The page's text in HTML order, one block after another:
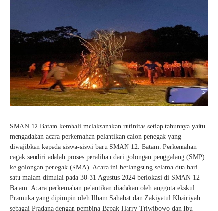
SMAN 12 Batam kembali melaksanakan rutinitas setiap tahunnya yaitu
mengadakan acara perkemahan pelantikan calon penegak yang
diwajibkan kepada siswa-siswi baru SMAN 12. Batam. Perkemahan
cagak sendiri adalah proses peralihan dari golongan penggalang (SMP)
ke golongan penegak (SMA). Acara ini berlangsung selama dua hari
satu malam dimulai pada 30-31 Agustus 2024 berlokasi di SMAN 12
Batam. Acara perkemahan pelantikan diadakan oleh anggota ekskul
Pramuka yang dipimpin oleh Ilham Sahabat dan Zakiyatul Khairiyah
sebagai Pradana dengan pembina Bapak Harry Triwibowo dan Ibu